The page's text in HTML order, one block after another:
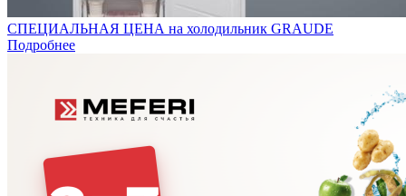
СПЕЦИАЛЬНАЯ ЦЕНА на холодильник GRAUDE
Подробнее